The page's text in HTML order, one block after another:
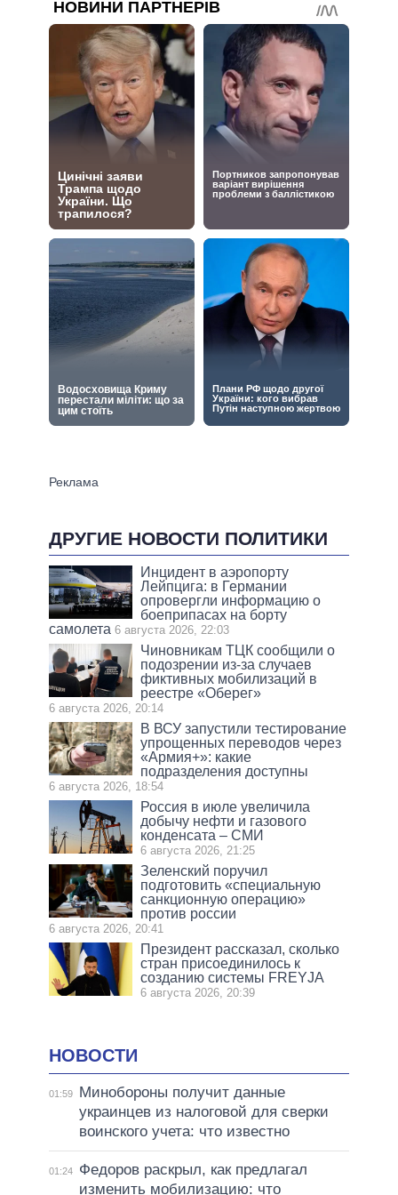
ДРУГИЕ НОВОСТИ ПОЛИТИКИ
Инцидент в аэропорту
Лейпцига: в Германии
опровергли информацию о
боеприпасах на борту
самолета 6 августа 2026, 22:03
Чиновникам ТЦК сообщили о
подозрении из-за случаев
фиктивных мобилизаций в
реестре «Оберег»
6 августа 2026, 20:14
В ВСУ запустили тестирование
упрощенных переводов через
«Армия+»: какие
подразделения доступны
6 августа 2026, 18:54
Россия в июле увеличила
добычу нефти и газового
конденсата – СМИ
6 августа 2026, 21:25
Зеленский поручил
подготовить «специальную
санкционную операцию»
против россии
6 августа 2026, 20:41
Президент рассказал, сколько
стран присоединилось к
созданию системы FREYJA
6 августа 2026, 20:39
НОВОСТИ
01:59
Минобороны получит данные
украинцев из налоговой для сверки
воинского учета: что известно
01:24
Федоров раскрыл, как предлагал
изменить мобилизацию: что